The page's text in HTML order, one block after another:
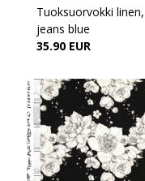
Tuoksuorvokki linen,
jeans blue
35.90 EUR